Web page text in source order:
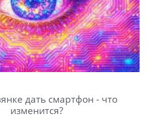
дать смартфон - что
изменится?